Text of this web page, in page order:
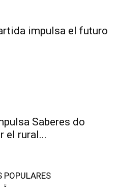
impulsa el futuro
Saberes do
el rural...
POPULARES